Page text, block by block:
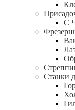
С
Станки